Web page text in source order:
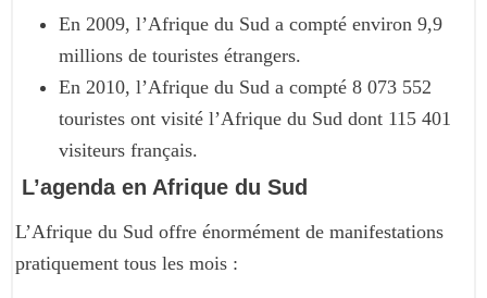
En 2009, l’Afrique du Sud a compté environ 9,9
millions de touristes étrangers.
En 2010, l’Afrique du Sud a compté 8 073 552
touristes ont visité l’Afrique du Sud dont 115 401
visiteurs français.
L’agenda en Afrique du Sud
L’Afrique du Sud offre énormément de manifestations
pratiquement tous les mois :